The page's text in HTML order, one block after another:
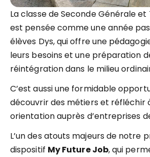
La classe de Seconde Générale
est pensée comme une année
élèves Dys, qui offre une
leurs besoins et une préparation
réintégration dans le milieu
C’est aussi une formidable
découvrir des métiers et réfléchir
orientation auprès d’entreprises
L’un des atouts majeurs de notre
dispositif My Future Job, qui